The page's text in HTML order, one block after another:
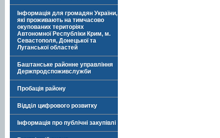
Інформація для громадян України,
які проживають на тимчасово
окупованих територіях
Автономної Республіки Крим, м.
Севастополя, Донецької та
Луганської областей
Баштанське районне управління
Держпродспоживслужби
Пробація району
Відділ цифрового розвитку
Інформація про публічні закупівлі